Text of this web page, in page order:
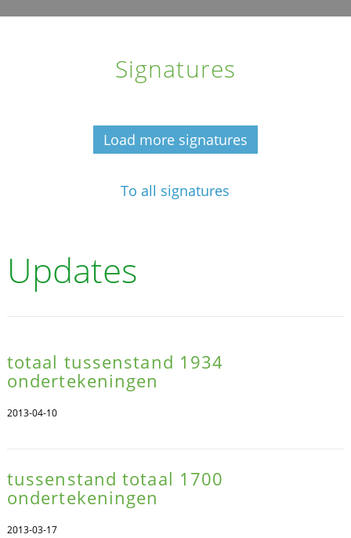
Signatures
Load more signatures
To all signatures
Updates
totaal tussenstand 1934
ondertekeningen
2013-04-10
tussenstand totaal 1700
ondertekeningen
2013-03-17